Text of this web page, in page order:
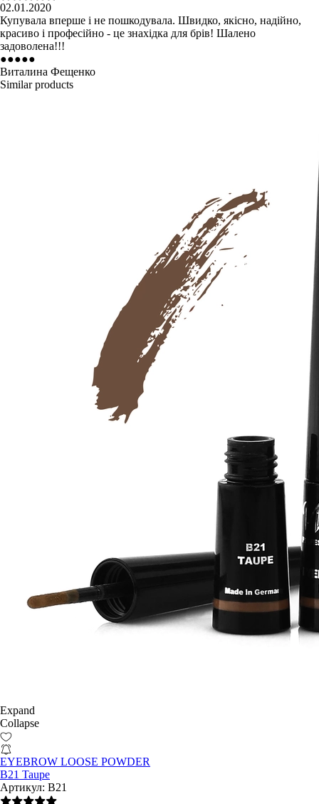
02.01.2020
Купувала вперше і не пошкодувала. Швидко, якісно, надійно,
красиво і професійно - це знахідка для брів! Шалено
задоволена!!!
●●●●●
Виталина Фещенко
Similar products
Expand
Collapse
EYEBROW LOOSE POWDER
B21 Taupe
Артикул: B21